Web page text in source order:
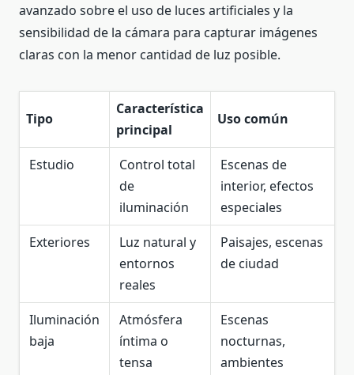
avanzado sobre el uso de luces artificiales y la
sensibilidad de la cámara para capturar imágenes
claras con la menor cantidad de luz posible.
Tipo
Característica
principal
Uso común
Estudio
Control total
de
iluminación
Escenas de
interior, efectos
especiales
Exteriores
Luz natural y
entornos
reales
Paisajes, escenas
de ciudad
Iluminación
baja
Atmósfera
íntima o
tensa
Escenas
nocturnas,
ambientes